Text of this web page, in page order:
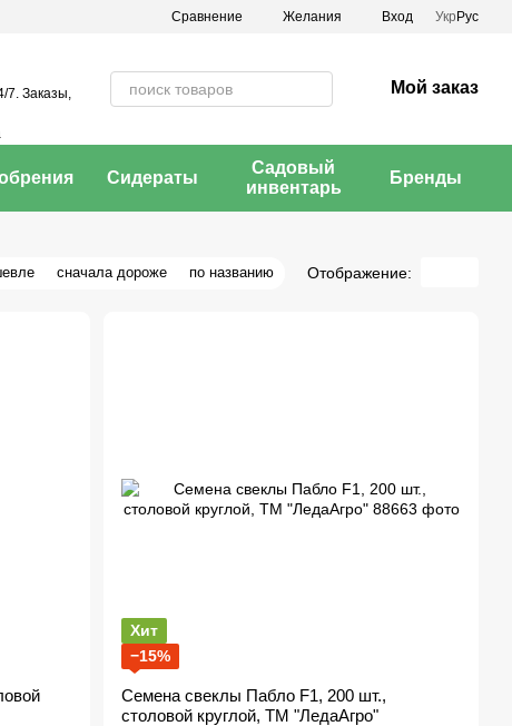
Сравнение Желания Вход Укр Рус
7. Заказы,
Мой заказ
Сидераты
Садовый
инвентарь
Бренды
сначала дороже по названию Отображение:
Хит
−15%
Семена свеклы Пабло F1, 200 шт.,
столовой круглой, ТМ "ЛедаАгро"